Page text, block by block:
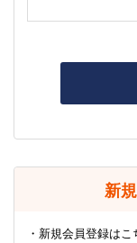
新
・新規会員登録はこ